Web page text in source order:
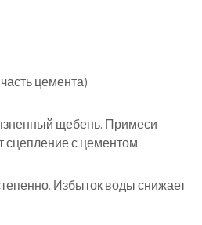
цемента)
щебень. Примеси
с цементом.
Избыток воды снижает